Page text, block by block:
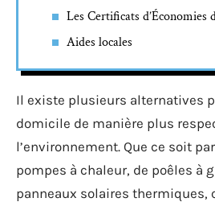
Les Certificats d’Économies
Aides locales
Il existe plusieurs alternatives
domicile de manière plus
l’environnement. Que ce soit
pompes à chaleur, de poêles à
panneaux solaires thermiques,